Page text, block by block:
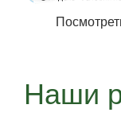
Наши